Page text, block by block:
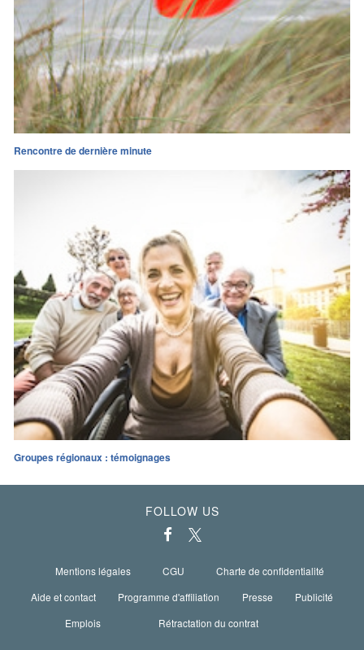
Rencontre de dernière minute
Groupes régionaux : témoignages
FOLLOW US
Mentions légales CGU
Charte de confidentialité
Aide et contact
Programme d'affiliation Presse
Publicité
Emplois
Rétractation du contrat